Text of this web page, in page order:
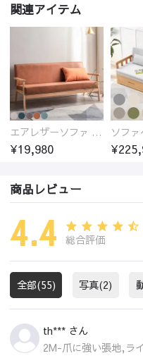
関連アイテム
エアレザーソファ おしゃれ 無地 1人用 二人掛け 3人掛け
¥19,980
商品レビュー
4.4 総合評価
全部(55) 写真(2)
th*** さん
2M-爪に強い張地,ラ